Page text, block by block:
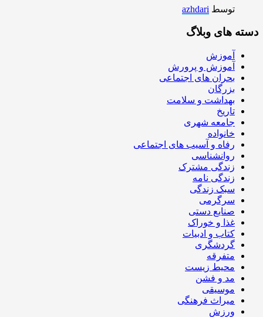
توسط azhdari
دسته های وبلاگ
آموزش
آموزش و پرورش
بحران های اجتماعی
بزرگان
بهداشت و سلامت
تاریخ
جامعه شهری
خانواده
رفاه و آسیب های اجتماعی
روانشناسی
زندگی مشترک
زندگی نامه
سبک زندگی
سرگرمی
صنایع دستی
غذا و خوراک
کتاب و ادبیات
گردشگری
متفرقه
محیط زیست
مد و فشن
موسیقی
میراث فرهنگی
ورزش